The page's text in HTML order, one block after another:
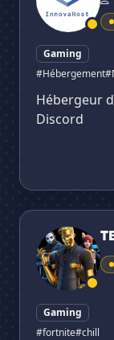
Gaming
#Hébergement
Hébergeur
Discord
TEAM
Gaming
#fortnite#chill